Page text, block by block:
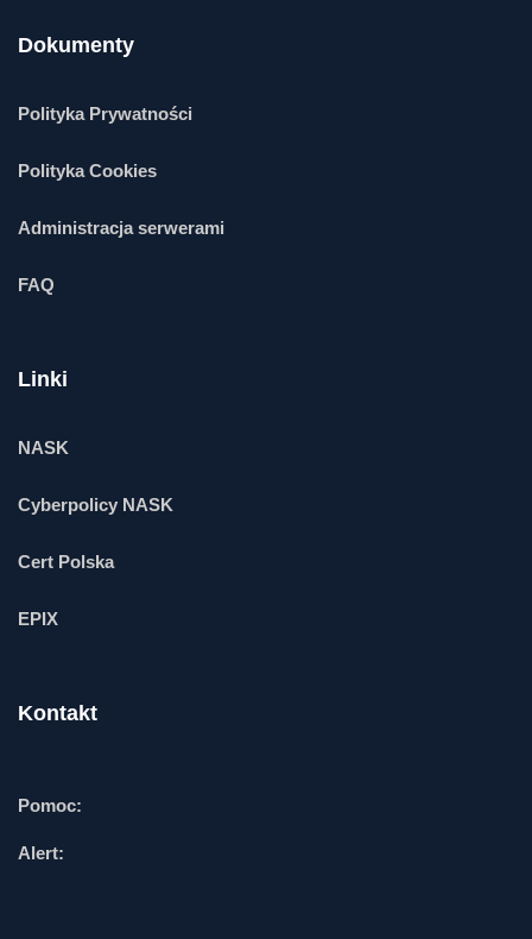
Dokumenty
Polityka Prywatności
Polityka Cookies
Administracja serwerami
FAQ
Linki
NASK
Cyberpolicy NASK
Cert Polska
EPIX
Kontakt
Pomoc:
Alert: